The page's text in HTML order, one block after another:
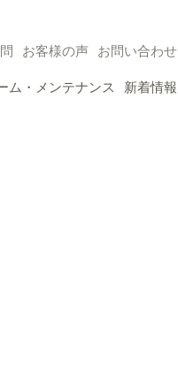
お客様の声 お問い合わせ
ム・メンテナンス 新着情報